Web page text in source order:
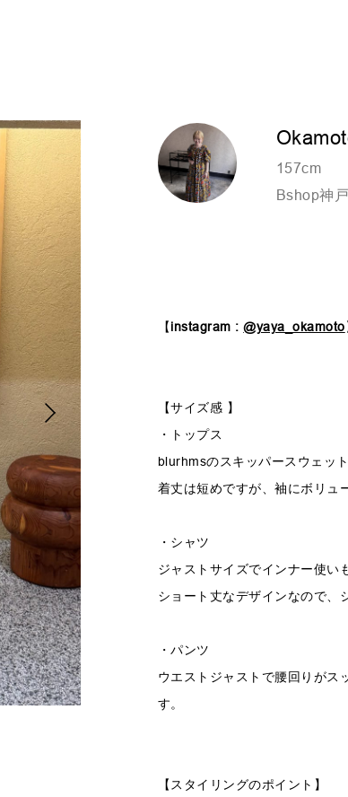
157cm
Bshop神
【instagram :@yaya_okamoto
【サイズ感 】
・トップス
blurhmsのスキッパースウェット
着丈は短めですが、袖にボリュ
・シャツ
ジャストサイズでインナー使い
ショート丈なデザインなので
・パンツ
ウエストジャストで腰回りがス
す。
【スタイリングのポイント】